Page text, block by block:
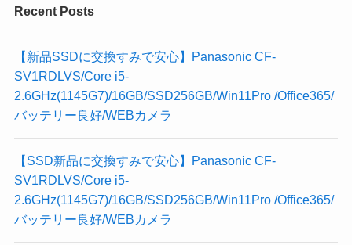
Recent Posts
【新品SSDに交換すみで安心】Panasonic CF-
SV1RDLVS/Core i5-
2.6GHz(1145G7)/16GB/SSD256GB/Win11Pro /Office365/
バッテリー良好/WEBカメラ
【SSD新品に交換すみで安心】Panasonic CF-
SV1RDLVS/Core i5-
2.6GHz(1145G7)/16GB/SSD256GB/Win11Pro /Office365/
バッテリー良好/WEBカメラ